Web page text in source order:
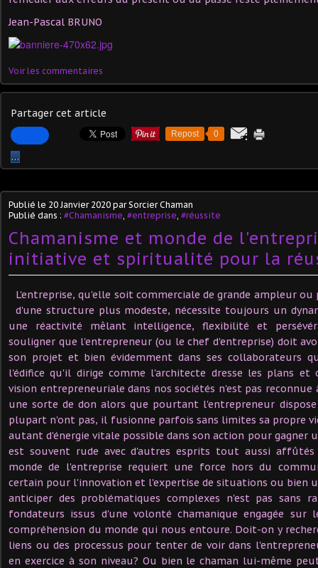
Jean-Pascal BRUNO
Voir les commentaires
Partager cet article
Repost 0
…
Publié le 20 Janvier 2020 par Sorcier Chaman
Publié dans : #Chamanisme #entreprise #réussite
Chamanisme et monde de
initiative et spiritualité pour la
L'entreprise, qu'elle soit commerciale de grande ampleur
d'une structure plus modeste, nécessite toujours un
une réactivité mêlant intelligence, flexibilité et
souligner que l'entrepreneur (ou le chef d'entreprise) doit
son projet et bien évidemment dans ses collaborateurs
l'édifice qu'il dirige comme l'architecte dresse les plans et
vision entrepreneuriale dans nos sociétés n'est pas
une sorte de don alors que pourtant l'entrepreneur
plupart n'ont pas, il fusionne parfois sans limites sa propre
autant d'énergie vitale possible dans son action pour gagner
est souvent rude avec d'autres esprits tout aussi
monde de l'entreprise requiert une force hors du
certain pour l'innovation et l'expertise de situations ou bien
anticiper des problématiques complexes n'est pas sans
fondateurs issus d'une volonté chamanique engagée
compréhension du monde qui nous entoure. Doit-on y
liens ou des processus pour tenter de voir dans
en exercice à son niveau? Ou bien le chaman lui-même